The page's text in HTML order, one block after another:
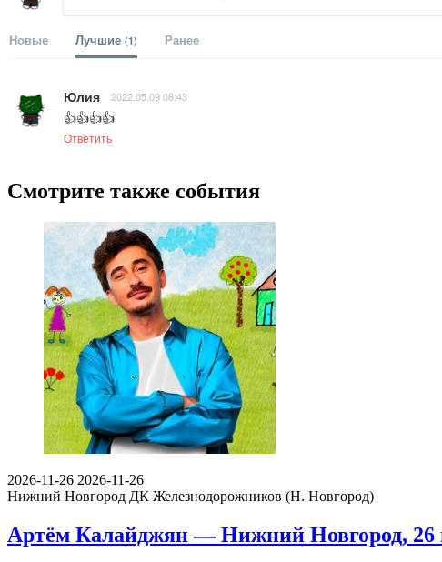
Новые Лучшие (1) Ранее
Юлия 2022.05.09 08:43
👍👍👍👍
Ответить
Смотрите также события
2026-11-26 2026-11-26
Нижний Новгород ДК Железнодорожников (Н. Новгород)
Артём Калайджян — Нижний Новгород, 26